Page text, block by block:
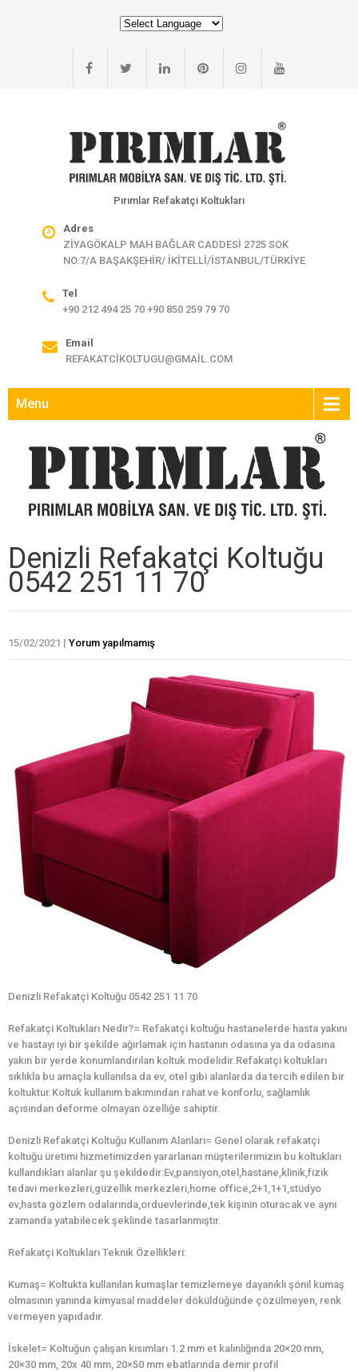
Pırımlar Refakatçi Koltukları
Adres
ZİYAGÖKALP MAH BAĞLAR CADDESİ 2725 SOK
NO:7/A BAŞAKŞEHİR/ İKİTELLİ/İSTANBUL/TÜRKİYE
Tel
+90 212 494 25 70 +90 850 259 79 70
Email
REFAKATCIKOLTUGU@GMAIL.COM
Menu
Denizli Refakatçi Koltuğu
0542 251 11 70
15/02/2021 | Yorum yapılmamış
Denizli Refakatçi Koltuğu 0542 251 11 70
Refakatçi Koltukları Nedir?= Refakatçi koltuğu hastanelerde hasta yakını
ve hastayı iyi bir şekilde ağırlamak için hastanın odasına ya da odasına
yakın bir yerde konumlandırılan koltuk modelidir.Refakatçi koltukları
sıklıkla bu amaçla kullanılsa da ev, otel gibi alanlarda da tercih edilen bir
koltuktur.Koltuk kullanım bakımından rahat ve konforlu, sağlamlık
açısından deforme olmayan özelliğe sahiptir.
Denizli Refakatçi Koltuğu Kullanım Alanları= Genel olarak refakatçi
koltuğu üretimi hizmetimizden yararlanan müşterilerimizin bu koltukları
kullandıkları alanlar şu şekildedir:Ev,pansiyon,otel,hastane,klinik,fizik
tedavi merkezleri,güzellik merkezleri,home office,2+1,1+1,stüdyo
ev,hasta gözlem odalarında,orduevlerinde,tek kişinin oturacak ve aynı
zamanda yatabilecek şeklinde tasarlanmıştır.
Refakatçi Koltukları Teknik Özellikleri:
Kumaş= Koltukta kullanılan kumaşlar temizlemeye dayanıklı şönil kumaş
olmasının yanında kimyasal maddeler döküldüğünde çözülmeyen, renk
vermeyen yapıdadır.
İskelet= Koltuğun çalışan kısımları 1.2 mm et kalınlığında 20×20 mm,
20×30 mm, 20x 40 mm, 20×50 mm ebatlarında demir profil